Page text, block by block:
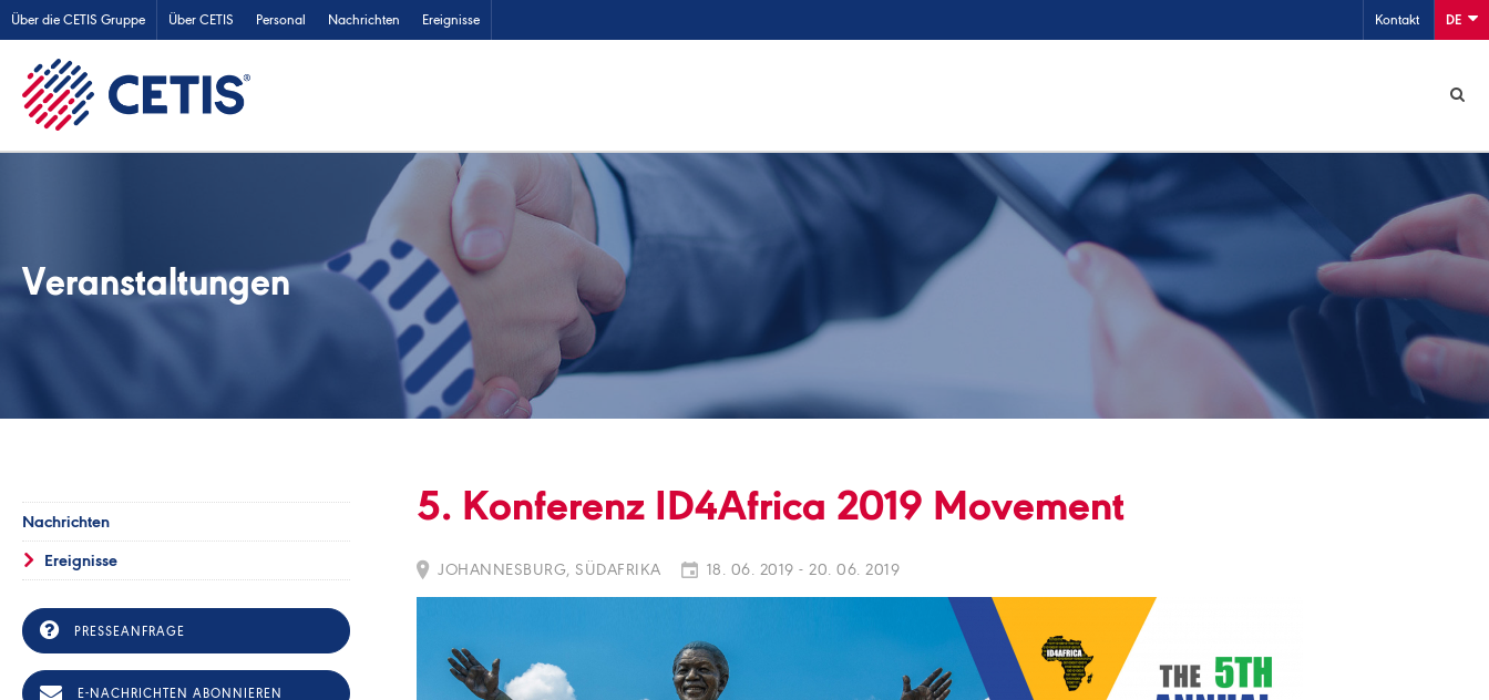
Über die CETIS Gruppe Über CETIS Personal Nachrichten Ereignisse Kontakt DE
Veranstaltungen
Nachrichten
Ereignisse
PRESSEANFRAGE
E-NACHRICHTEN ABONNIEREN
5. Konferenz ID4Africa 2019 Movement
JOHANNESBURG, SÜDAFRIKA 18. 06. 2019 - 20. 06. 2019